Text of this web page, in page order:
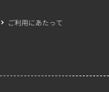
ご利用にあたって